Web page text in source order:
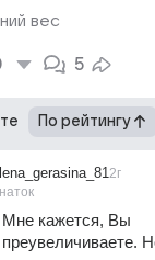
вес
5
По рейтингу
2г
Мне кажется, Вы
преувеличиваете.